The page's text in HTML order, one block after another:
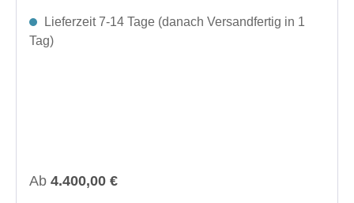
Lieferzeit 7-14 Tage (danach Versandfertig in 1
Tag)
Regulärer Preis:
Ab 4.400,00 €